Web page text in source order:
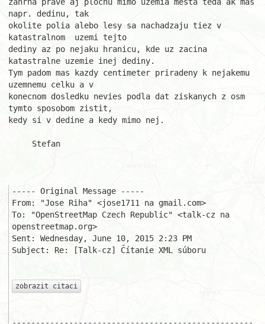
napr. dedinu, tak
okolite polia alebo lesy sa nachadzaju tiez v
katastralnom  uzemi tejto
dediny az po nejaku hranicu, kde uz zacina
katastralne uzemie inej dediny.
Tym padom mas kazdy centimeter priradeny k nejakemu
uzemnemu celku a v
konecnom dosledku nevies podla dat ziskanych z osm
tymto sposobom zistit,
kedy si v dedine a kedy mimo nej.
----- Original Message -----
From: "Jose Riha" <jose1711 na gmail.com>
To: "OpenStreetMap Czech Republic" <talk-cz na
openstreetmap.org>
Sent: Wednesday, June 10, 2015 2:23 PM
Subject: Re: [Talk-cz] Čítanie XML súboru
zobrazit citaci